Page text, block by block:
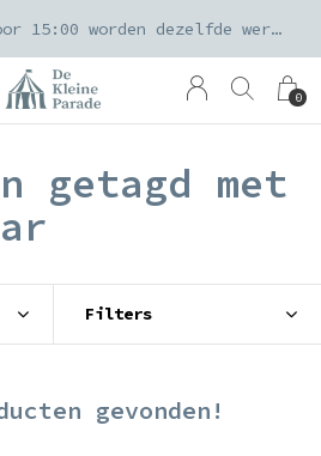
0
Orders geplaatst voor 15:00 worden dezelfde werkdag verzonden
getagd met
Filters
gevonden!